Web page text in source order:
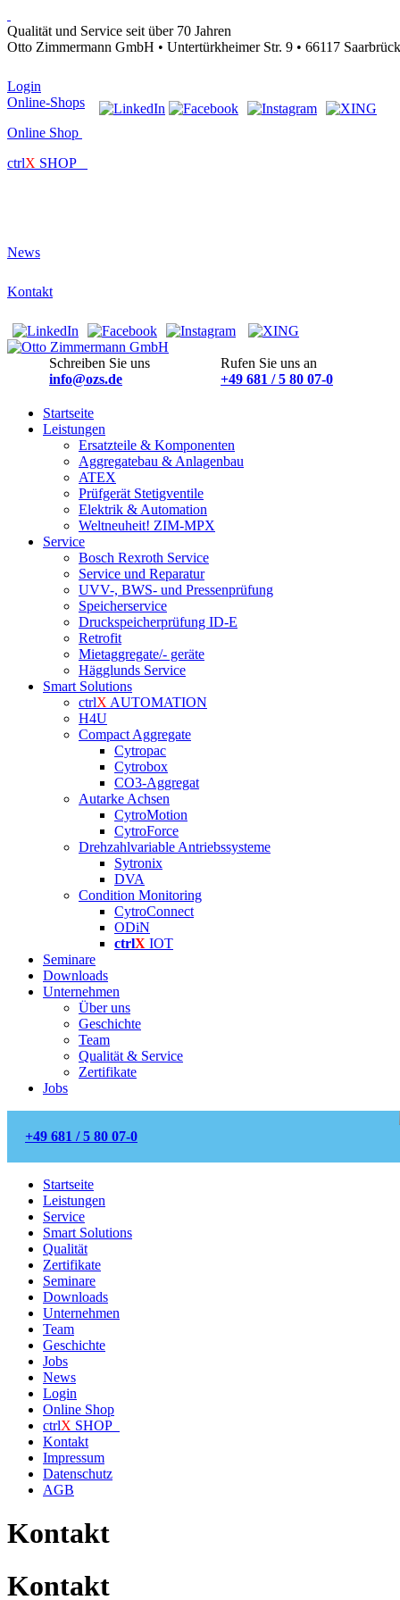
Qualität und Service seit über 70 Jahren
Otto Zimmermann GmbH • Untertürkheimer Str. 9 • 66117
Login
Online-Shops
Online Shop
ctrlX SHOP
News
Kontakt
Schreiben Sie uns
info@ozs.de
Rufen Sie uns an
+49 681 / 5 80 07-0
Startseite
Leistungen
Ersatzteile & Komponenten
Aggregatebau & Anlagenbau
ATEX
Prüfgerät Stetigventile
Elektrik & Automation
Weltneuheit! ZIM-MPX
Service
Bosch Rexroth Service
Service und Reparatur
UVV-, BWS- und Pressenprüfung
Speicherservice
Druckspeicherprüfung ID-E
Retrofit
Mietaggregate/- geräte
Hägglunds Service
Smart Solutions
ctrlX AUTOMATION
H4U
Compact Aggregate
Cytropac
Cytrobox
CO3-Aggregat
Autarke Achsen
CytroMotion
CytroForce
Drehzahlvariable Antriebssysteme
Sytronix
DVA
Condition Monitoring
CytroConnect
ODiN
ctrlX IOT
Seminare
Downloads
Unternehmen
Über uns
Geschichte
Team
Qualität & Service
Zertifikate
Jobs
+49 681 / 5 80 07-0
Startseite
Leistungen
Service
Smart Solutions
Qualität
Zertifikate
Seminare
Downloads
Unternehmen
Team
Geschichte
Jobs
News
Login
Online Shop
ctrlX SHOP
Kontakt
Impressum
Datenschutz
AGB
Kontakt
Kontakt